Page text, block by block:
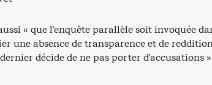
« que l’enquête parallèle soit invoquée
une absence de transparence et de
décide de ne pas porter d’accusations